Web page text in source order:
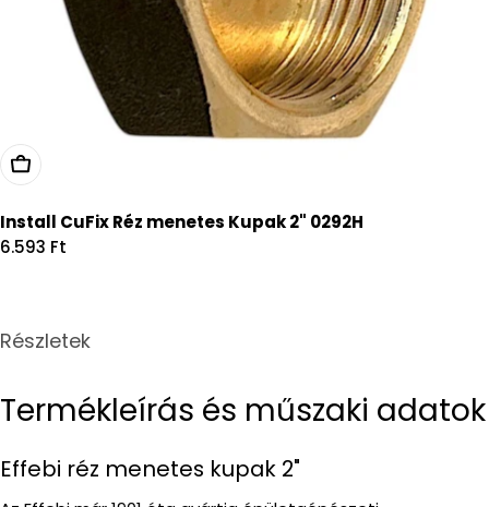
Kosárba
Install CuFix Réz menetes Kupak 2" 0292H
Regular
6.593 Ft
Részletek
Termékleírás és műszaki adatok
Effebi réz menetes kupak 2"